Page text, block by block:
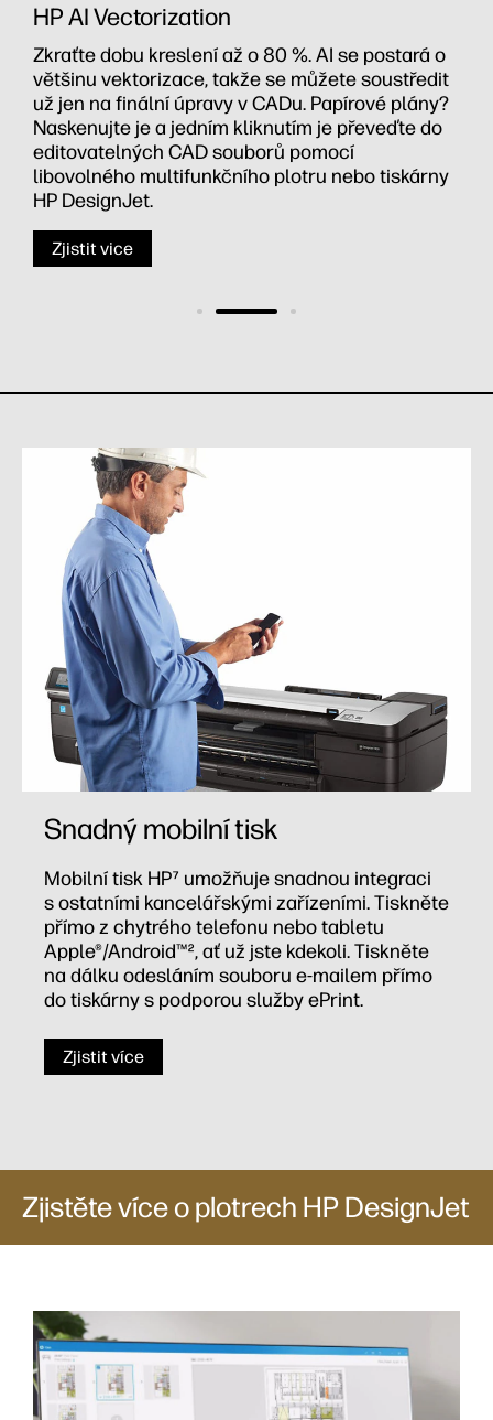
HP AI Vectorization
Zkraťte dobu kreslení až o 80 %. AI se postará o
většinu vektorizace, takže se můžete soustředit
už jen na finální úpravy v CADu. Papírové plány?
Naskenujte je a jedním kliknutím je převeďte do
editovatelných CAD souborů pomocí
libovolného multifunkčního plotru nebo tiskárny
HP DesignJet.
Zjistit vice
Snadný mobilní tisk
Mobilní tisk HP⁷ umožňuje snadnou integraci
s ostatními kancelářskými zařízeními. Tiskněte
přímo z chytrého telefonu nebo tabletu
Apple®/Android™², ať už jste kdekoli. Tiskněte
na dálku odesláním souboru e-mailem přímo
do tiskárny s podporou služby ePrint.
Zjistit více
Zjistěte více o plotrech HP DesignJet